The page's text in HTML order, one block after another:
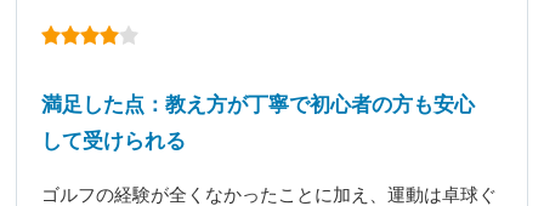
満足した点：教え方が丁寧で初心者の方も安心
して受けられる
ゴルフの経験が全くなかったことに加え、運動は卓球ぐ